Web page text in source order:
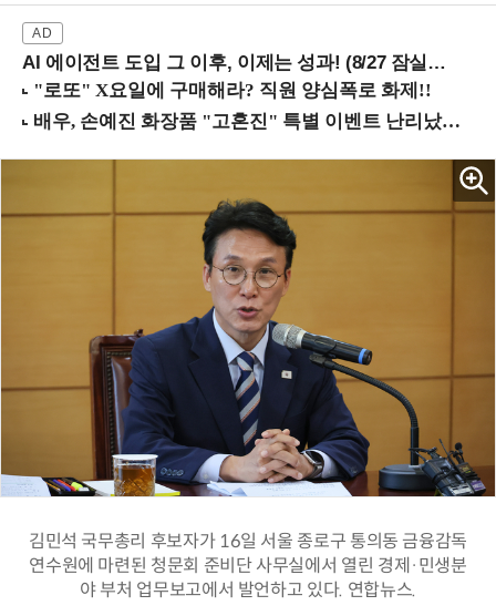
AI 에이전트 도입 그 이후, 이제는 성과! (8/27 잠실역)
김민석 국무총리 후보자가 16일 서울 종로구 통의동 금융감독
연수원에 마련된 청문회 준비단 사무실에서 열린 경제·민생분
야 부처 업무보고에서 발언하고 있다. 연합뉴스.